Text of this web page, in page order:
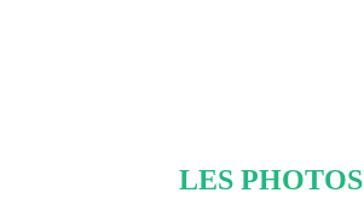
LES PHOTOS